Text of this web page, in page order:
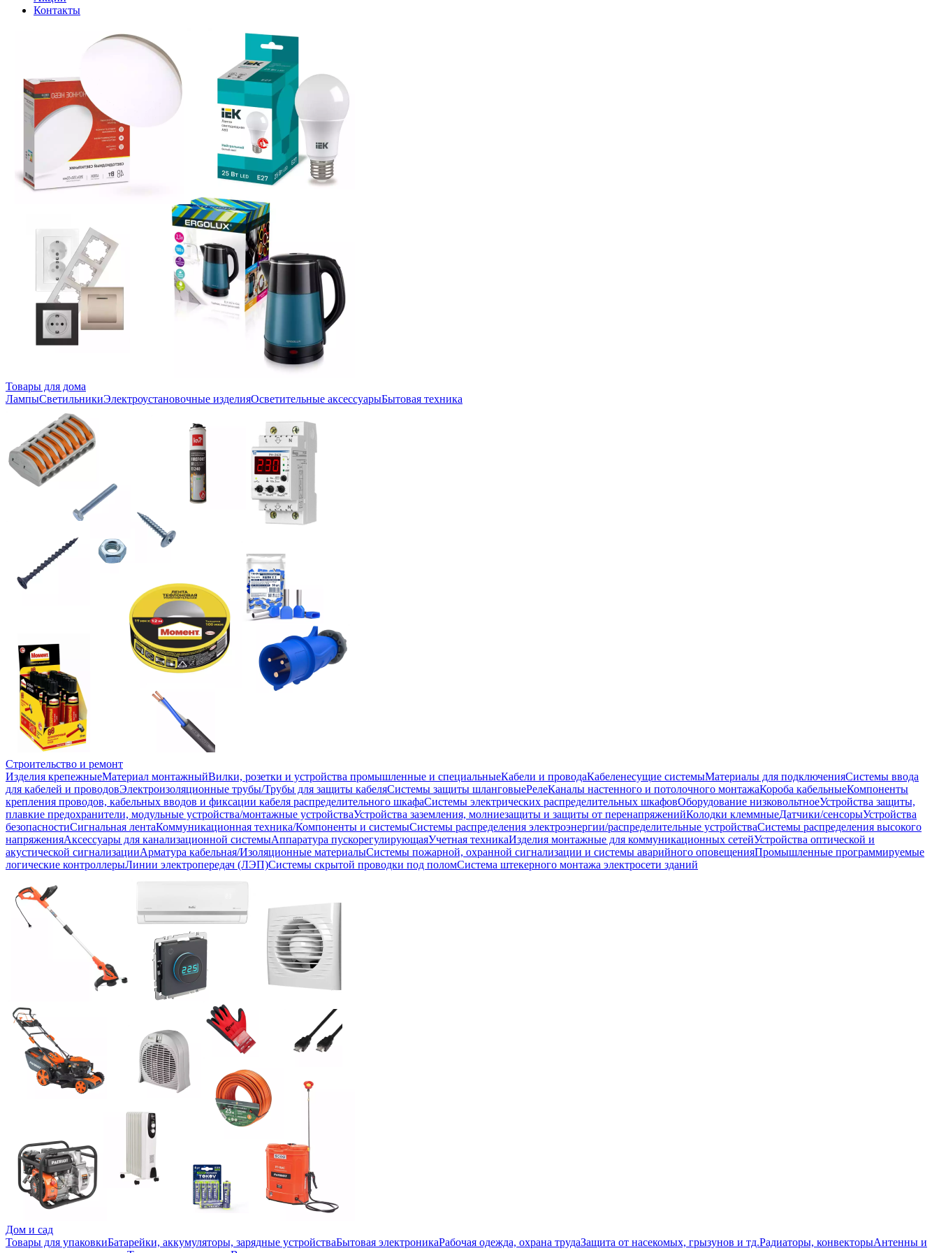
Контакты
Товары для дома
ЛампыСветильникиЭлектроустановочные изделияОсветительные аксессуарыБытовая техника
Строительство и ремонт
Изделия крепежныеМатериал монтажныйВилки, розетки и устройства промышленные и специальныеКабели и проводаКабеленесущие системыМатериалы для подключенияСистемы ввода
для кабелей и проводовЭлектроизоляционные трубы/Трубы для защиты кабеляСистемы защиты шланговыеРелеКаналы настенного и потолочного монтажаКороба кабельныеКомпоненты
крепления проводов, кабельных вводов и фиксации кабеля распределительного шкафаСистемы электрических распределительных шкафовОборудование низковольтноеУстройства защиты,
плавкие предохранители, модульные устройства/монтажные устройстваУстройства заземления, молниезащиты и защиты от перенапряженийКолодки клеммныеДатчики/сенсорыУстройства
безопасностиСигнальная лентаКоммуникационная техника/Компоненты и системыСистемы распределения электроэнергии/распределительные устройстваСистемы распределения высокого
напряженияАксессуары для канализационной системыАппаратура пускорегулирующаяУчетная техникаИзделия монтажные для коммуникационных сетейУстройства оптической и
акустической сигнализацииАрматура кабельная/Изоляционные материалыСистемы пожарной, охранной сигнализации и системы аварийного оповещенияПромышленные программируемые
логические контроллерыЛинии электропередач (ЛЭП)Системы скрытой проводки под поломСистема штекерного монтажа электросети зданий
Дом и сад
Товары для упаковкиБатарейки, аккумуляторы, зарядные устройстваБытовая электроникаРабочая одежда, охрана трудаЗащита от насекомых, грызунов и тд.Радиаторы, конвекторыАнтенны и